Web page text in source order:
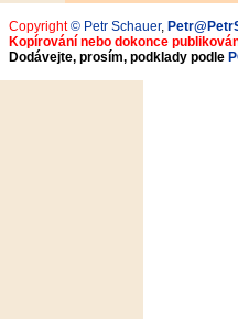
Copyright© Petr Schauer,
Kopírování nebo dokonce
Dodávejte, prosím, podklady podle